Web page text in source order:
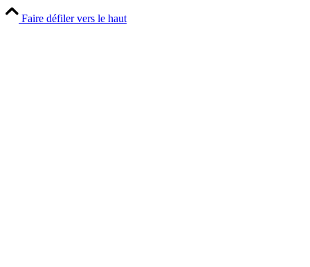
Faire défiler vers le haut